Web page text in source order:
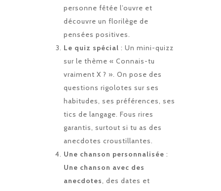
personne fêtée l’ouvre et
découvre un florilège de
pensées positives.
Le quiz spécial : Un mini-quizz
sur le thème « Connais-tu
vraiment X ? ». On pose des
questions rigolotes sur ses
habitudes, ses préférences, ses
tics de langage. Fous rires
garantis, surtout si tu as des
anecdotes croustillantes.
Une chanson personnalisée :
Une chanson avec des
anecdotes, des dates et